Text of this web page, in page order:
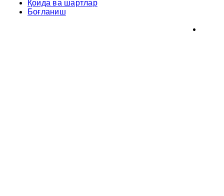
Қоида ва шартлар
Боғланиш